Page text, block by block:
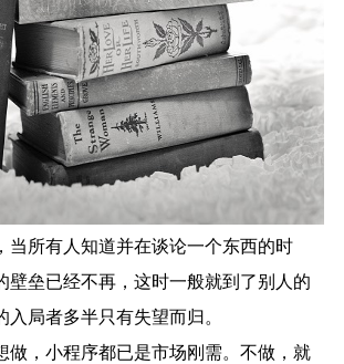
当所有人知道并在谈论一个东西的时
壁垒已经不再，这时一般就到了别人的
入局者多半只有失望而归。
做，小程序都已是市场刚需。不做，就